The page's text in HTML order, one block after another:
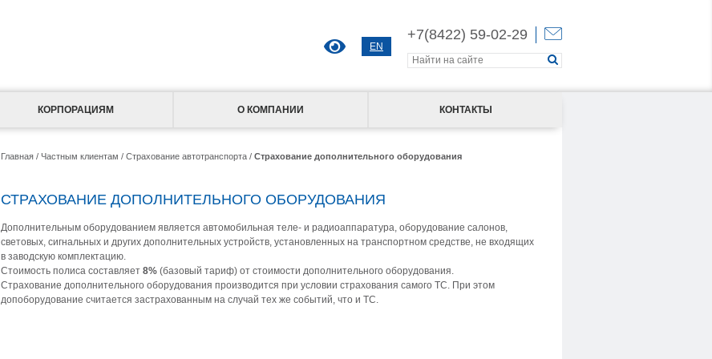
EN
+7(8422) 59-02-29
КОРПОРАЦИЯМ О КОМПАНИИ КОНТАКТЫ
Главная / Частным клиентам / Страхование автотранспорта / Страхование дополнительного оборудования
СТРАХОВАНИЕ ДОПОЛНИТЕЛЬНОГО ОБОРУДОВАНИЯ
Дополнительным оборудованием является автомобильная теле- и радиоаппаратура, оборудование салонов,
световых, сигнальных и других дополнительных устройств, установленных на транспортном средстве, не входящих
в заводскую комплектацию.
Стоимость полиса составляет 8% (базовый тариф) от стоимости дополнительного оборудования.
Страхование дополнительного оборудования производится при условии страхования самого ТС. При этом
допоборудование считается застрахованным на случай тех же событий, что и ТС.